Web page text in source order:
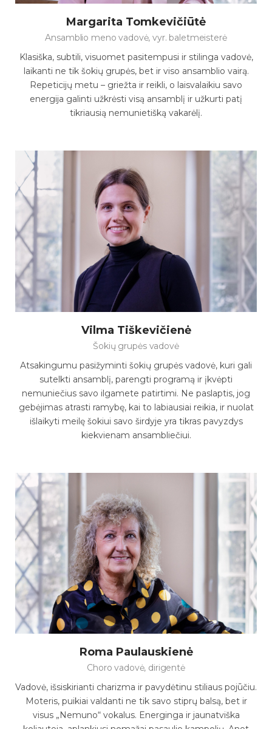
Margarita Tomkevičiūtė
Ansamblio meno vadovė, vyr. baletmeisterė
Klasiška, subtili, visuomet pasitempusi ir stilinga vadovė,
laikanti ne tik šokių grupės, bet ir viso ansamblio vairą.
Repeticijų metu – griežta ir reikli, o laisvalaikiu savo
energija galinti užkrėsti visą ansamblį ir užkurti patį
tikriausią nemunietišką vakarėlį.
Vilma Tiškevičienė
Šokių grupės vadovė
Atsakingumu pasižyminti šokių grupės vadovė, kuri gali
sutelkti ansamblį, parengti programą ir įkvėpti
nemuniečius savo ilgamete patirtimi. Ne paslaptis, jog
gebėjimas atrasti ramybę, kai to labiausiai reikia, ir nuolat
išlaikyti meilę šokiui savo širdyje yra tikras pavyzdys
kiekvienam ansambliečiui.
Roma Paulauskienė
Choro vadovė, dirigentė
Vadovė, išsiskirianti charizma ir pavydėtinu stiliaus pojūčiu.
Moteris, puikiai valdanti ne tik savo stiprų balsą, bet ir
visus „Nemuno“ vokalus. Energinga ir jaunatviška